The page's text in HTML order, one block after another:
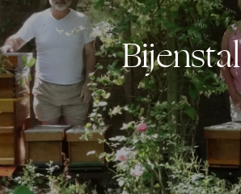
ALLES OP ÉÉN LOCATIE
TROUWZALEN
VOORBEELDOFFERTE
BRUIDSSUITE
TROUWLOCATIE ROUTE
ARRANGEMENTEN
ACTIVITEITEN
CONGRES OF CONFERENTIE
EVENEMENT
VERGADERING
VERGADEREN MET OVERNACHTING
ZALEN
JUBILEUM
FEEST
CONCERT
GROEPSDINER
UITVAART EN CONDOLEANCE
OVER KASTEEL DE VANENBURG
GESCHIEDENIS
ONS TEAM
AGENDA
Bijenstal